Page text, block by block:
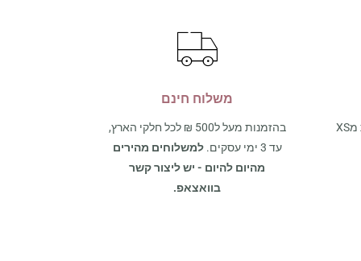
אצלנו תמצאו את כל מגוון המידות מXS
משלוח חינם
בהזמנות מעל ל500 ₪ לכל חלקי הארץ,
עד 3 ימי עסקים.
למשלוחים מהירים
מהיום להיום - יש ליצור קשר
בוואצאפ.